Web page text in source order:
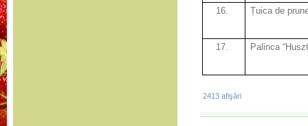
16. Țuica de
17. Palinca
2413 afişări